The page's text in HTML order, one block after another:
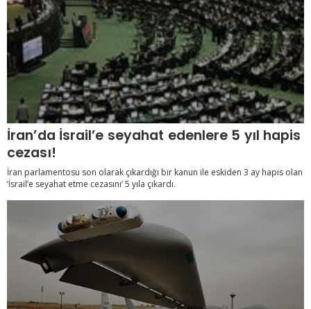
İran’da İsrail’e seyahat edenlere 5 yıl hapis
cezası!
İran parlamentosu son olarak çıkardığı bir kanun ile eskiden 3 ay hapis olan
‘İsrail’e seyahat etme cezasını’ 5 yıla çıkardı.